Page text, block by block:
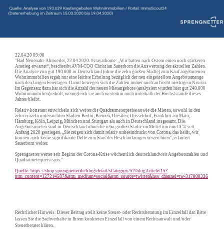
22.04.20 09:00
"Bad Neuenahr-Ahrweiler, 22.04.2020. #stayathome: „Wir hatten nach Ostern einen noch stärkeren
Anstieg erwartet“, beschreibt AVM-COO Christian Sauerborn die Auswertung der aktuellen Zahlen.
Die Analyse von gut 190.000 in Deutschland (ohne die zehn großen Städte) zum Kauf angebotenen
Wohnimmobilien ergab nur eine leichte Erholung bezüglich der neu eingestellten Angebotsmenge
nach den langen Feiertagen. Damit bewegen sich die Zahlen immer noch auf recht niedrigem Niveau.
Im Gegensatz dazu hat sich die Anzahl der neuen Mietangebote (analysiert wurden hier gut 240.000
Wohnimmobilien) erholt, wenngleich sie auch weiterhin noch unterhalb der Höchststände dieses
Jahres bleibt.
Relativ konstant entwickeln sich weiter die Quadratmeterpreise sowie die Mieten, sowohl in den
zehn einzeln untersuchten Städten Berlin, Bremen, Dresden, Düsseldorf, Frankfurt am Main,
Hamburg, Köln, Leipzig, München und Stuttgart als auch in Deutschland insgesamt. Die
Angebotsmieten sind in Deutschland ohne die zehn großen Städte im Mittel um rund 3 % seit
Anfang 2020 gestiegen. „Sie zeigen sich damit relativ unbeeindruckt von Corona, das heißt, wir
können auch keine signifikante Delle zum Start der Beschränkungen verzeichnen“, erläutert
Sauerborn weiter.
Sprengnetter wertet seit Beginn der Corona-Krise wöchentlich deutschlandweit Angebotszahlen und
Quadratmeterpreise aus."
Quelle: https://shop.sprengnetter.de/blog/detail/sCategory/52/blogArticle/15?
utm_content=127214587&utm_medium=social&utm_source=twitter&hss_channel=tw-317000336
Rechtlicher Hinweis: Dieser Beitrag stellt keine Steuer- oder Rechtsberatung im Einzelfall dar. Bitte
lassen Sie die Sachverhalte in Ihrem konkreten Einzelfall von einem Rechtsanwalt und/oder
Steuerberater klären.